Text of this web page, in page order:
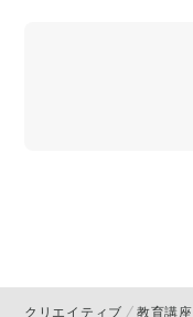
クリエイティブ 教育講座